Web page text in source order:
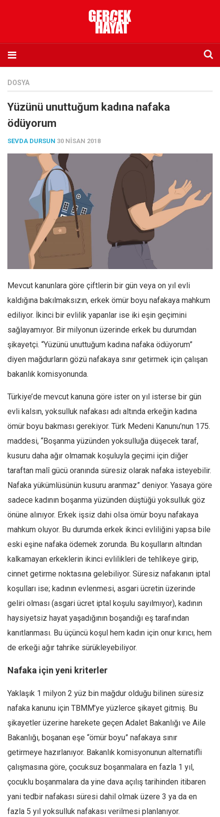
Künye
İletişim
Abone olmak istiyorum
Satış noktası listesi
Eksik sayıların temini
Sosyal Medya
Twitter
Facebook
YouTube
Kemal Özer
Mahmut Toptaş
Yvonne Ridley
Barış Tarımcıoğlu
Ömer Kayani
Yusuf Armağan
Hasanali Yıldırım
Leyla Şerif Emin
Selçuk Türkyılmaz
Mehmet Ali Tekin
Abir E. Nahas
Amina S. Jenenkovic
Bağdagül Öz
Esra Elönü
Bu Sayı
Tüm Sayılar
Kategoriler
Kültür Sanat
Kitap
Ekonomi
Spor
Manzara
Sağlık
Gıda-Beslenme
Hayat
Türkiye
Siyaset
DOSYA
Yüzünü unuttuğum kadına nafaka
ödüyorum
SEVDA DURSUN 30 NISAN 2018
Mevcut kanunlara göre çiftlerin bir gün veya on yıl evli
kaldığına bakılmaksızın, erkek ömür boyu nafakaya mahkum
ediliyor. İkinci bir evlilik yapanlar ise iki eşin geçimini
sağlayamıyor. Bir milyonun üzerinde erkek bu durumdan
şikayetçi. “Yüzünü unuttuğum kadına nafaka ödüyorum”
diyen mağdurların gözü nafakaya sınır getirmek için çalışan
bakanlık komisyonunda.
Türkiye’de mevcut kanuna göre ister on yıl isterse bir gün
evli kalsın, yoksulluk nafakası adı altında erkeğin kadına
ömür boyu bakması gerekiyor. Türk Medeni Kanunu’nun 175.
maddesi, “Boşanma yüzünden yoksulluğa düşecek taraf,
kusuru daha ağır olmamak koşuluyla geçimi için diğer
taraftan malî gücü oranında süresiz olarak nafaka isteyebilir.
Nafaka yükümlüsünün kusuru aranmaz” deniyor. Yasaya göre
sadece kadının boşanma yüzünden düştüğü yoksulluk göz
önüne alınıyor. Erkek işsiz dahi olsa ömür boyu nafakaya
mahkum oluyor. Bu durumda erkek ikinci evliliğini yapsa bile
eski eşine nafaka ödemek zorunda. Bu koşulların altından
kalkamayan erkeklerin ikinci evlilikleri de tehlikeye girip,
cinnet getirme noktasına gelebiliyor. Süresiz nafakanın iptal
koşulları ise; kadının evlenmesi, asgari ücretin üzerinde
geliri olması (asgari ücret iptal koşulu sayılmıyor), kadının
haysiyetsiz hayat yaşadığının boşandığı eş tarafından
kanıtlanması. Bu üçüncü koşul hem kadın için onur kırıcı, hem
de erkeği ağır tahrike sürükleyebiliyor.
Nafaka için yeni kriterler
Yaklaşık 1 milyon 2 yüz bin mağdur olduğu bilinen süresiz
nafaka kanunu için TBMM’ye yüzlerce şikayet gitmiş. Bu
şikayetler üzerine harekete geçen Adalet Bakanlığı ve Aile
Bakanlığı, boşanan eşe “ömür boyu” nafakaya sınır
getirmeye hazırlanıyor. Bakanlık komisyonunun alternatifli
çalışmasına göre, çocuksuz boşanmalara en fazla 1 yıl,
çocuklu boşanmalara da yine dava açılış tarihinden itibaren
yani tedbir nafakası süresi dahil olmak üzere 3 ya da en
fazla 5 yıl yoksulluk nafakası verilmesi planlanıyor.